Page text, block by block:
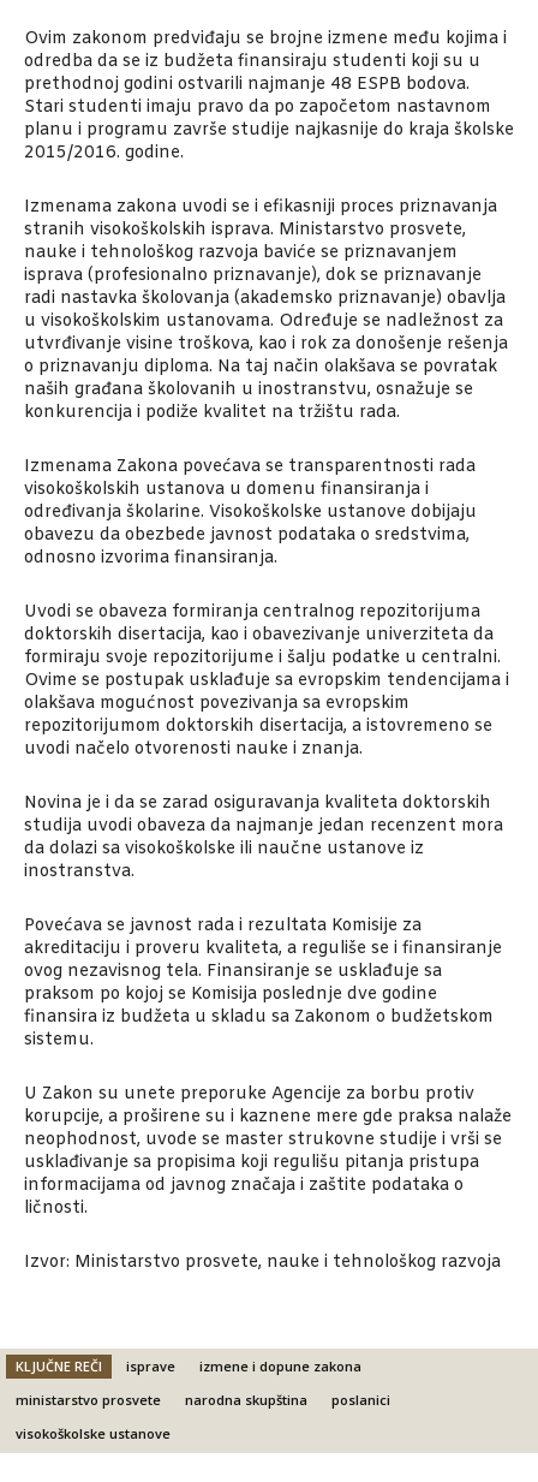
Ovim zakonom predviđaju se brojne izmene među kojima i
odredba da se iz budžeta finansiraju studenti koji su u
prethodnoj godini ostvarili najmanje 48 ESPB bodova.
Stari studenti imaju pravo da po započetom nastavnom
planu i programu završe studije najkasnije do kraja školske
2015/2016. godine.
Izmenama zakona uvodi se i efikasniji proces priznavanja
stranih visokoškolskih isprava. Ministarstvo prosvete,
nauke i tehnološkog razvoja baviće se priznavanjem
isprava (profesionalno priznavanje), dok se priznavanje
radi nastavka školovanja (akademsko priznavanje) obavlja
u visokoškolskim ustanovama. Određuje se nadležnost za
utvrđivanje visine troškova, kao i rok za donošenje rešenja
o priznavanju diploma. Na taj način olakšava se povratak
naših građana školovanih u inostranstvu, osnažuje se
konkurencija i podiže kvalitet na tržištu rada.
Izmenama Zakona povećava se transparentnosti rada
visokoškolskih ustanova u domenu finansiranja i
određivanja školarine. Visokoškolske ustanove dobijaju
obavezu da obezbede javnost podataka o sredstvima,
odnosno izvorima finansiranja.
Uvodi se obaveza formiranja centralnog repozitorijuma
doktorskih disertacija, kao i obavezivanje univerziteta da
formiraju svoje repozitorijume i šalju podatke u centralni.
Ovime se postupak usklađuje sa evropskim tendencijama i
olakšava mogućnost povezivanja sa evropskim
repozitorijumom doktorskih disertacija, a istovremeno se
uvodi načelo otvorenosti nauke i znanja.
Novina je i da se zarad osiguravanja kvaliteta doktorskih
studija uvodi obaveza da najmanje jedan recenzent mora
da dolazi sa visokoškolske ili naučne ustanove iz
inostranstva.
Povećava se javnost rada i rezultata Komisije za
akreditaciju i proveru kvaliteta, a reguliše se i finansiranje
ovog nezavisnog tela. Finansiranje se usklađuje sa
praksom po kojoj se Komisija poslednje dve godine
finansira iz budžeta u skladu sa Zakonom o budžetskom
sistemu.
U Zakon su unete preporuke Agencije za borbu protiv
korupcije, a proširene su i kaznene mere gde praksa nalaže
neophodnost, uvode se master strukovne studije i vrši se
usklađivanje sa propisima koji regulišu pitanja pristupa
informacijama od javnog značaja i zaštite podataka o
ličnosti.
Izvor: Ministarstvo prosvete, nauke i tehnološkog razvoja
KLJUČNE REČI isprave
izmene i dopune zakona
ministarstvo prosvete
narodna skupština
poslanici
visokoškolske ustanove